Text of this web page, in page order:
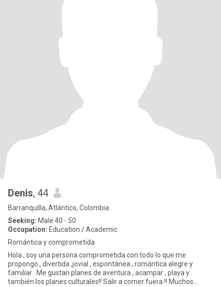
Denis, 44
Barranquilla, Atlántico, Colombia
Seeking: Male 40 - 50
Occupation: Education / Academic
Romántica y comprometida
Hola , soy una persona comprometida con todo lo que me
propongo , divertida ,jovial , espontánea , romántica alegre y
familiar . Me gustan planes de aventura , acampar , playa y
también los planes culturales!! Salir a comer fuera !! Muchos